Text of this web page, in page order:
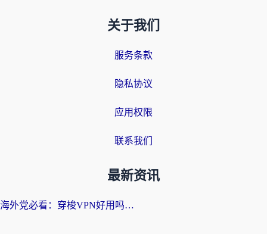
关于我们
服务条款
隐私协议
应用权限
联系我们
最新资讯
海外党必看：穿梭VPN好用吗？和云帆VPN对比哪个回国效果更好？附真实测评+避坑指南